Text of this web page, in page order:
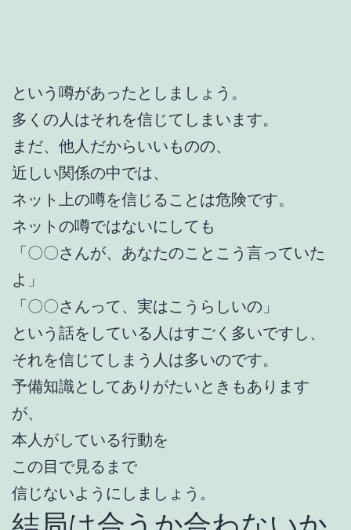
という噂があったとしましょう。
多くの人はそれを信じてしまいます。
まだ、他人だからいいものの、
近しい関係の中では、
ネット上の噂を信じることは危険です。
ネットの噂ではないにしても
「〇〇さんが、あなたのことこう言っていた
よ」
「〇〇さんって、実はこうらしいの」
という話をしている人はすごく多いですし、
それを信じてしまう人は多いのです。
予備知識としてありがたいときもあります
が、
本人がしている行動を
この目で見るまで
信じないようにしましょう。